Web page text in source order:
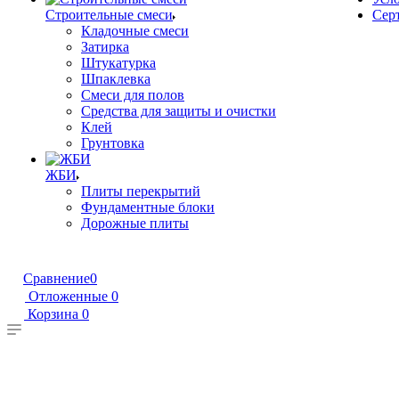
Строительные смеси
Кладочные смеси
Затирка
Штукатурка
Шпаклевка
Смеси для полов
Средства для защиты и очистки
Клей
Грунтовка
ЖБИ
Плиты перекрытий
Фундаментные блоки
Дорожные плиты
Сравнение0
Отложенные 0
Корзина 0